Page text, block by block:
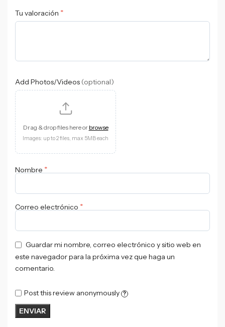
Tu valoración *
Add Photos/Videos (optional)
Drag & drop files here or browse
Images: up to 2 files, max 5MB each
Nombre *
Correo electrónico *
Guardar mi nombre, correo electrónico y sitio web en
este navegador para la próxima vez que haga un
comentario.
Post this review anonymously ?